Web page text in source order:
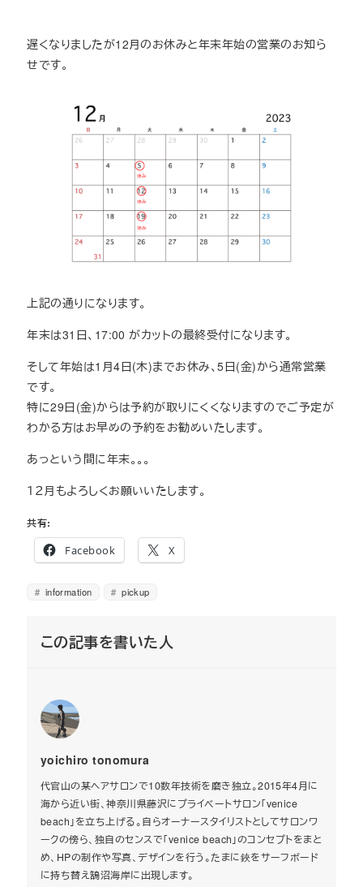
遅くなりましたが12月のお休みと年末年始の営業のお知ら
せです。
上記の通りになります。
年末は31日、17:00 がカットの最終受付になります。
そして年始は1月4日(木)までお休み、5日(金)から通常営業
です。
特に29日(金)からは予約が取りにくくなりますのでご予定が
わかる方はお早めの予約をお勧めいたします。
あっという間に年末。。。
１２月もよろしくお願いいたします。
共有:
Facebook
X
information pickup
この記事を書いた人
yoichiro tonomura
代官山の某ヘアサロンで10数年技術を磨き独立。2015年4月に
海から近い街、神奈川県藤沢にプライベートサロン「venice
beach」を立ち上げる。自らオーナースタイリストとしてサロンワ
ークの傍ら、独自のセンスで「venice beach」のコンセプトをまと
め、HPの制作や写真、デザインを行う。たまに鋏をサーフボード
に持ち替え鵠沼海岸に出現します。